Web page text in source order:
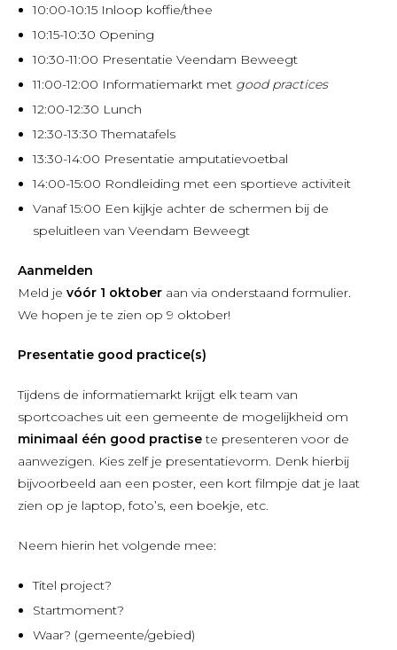
10:00-10:15 Inloop koffie/thee
10:15-10:30 Opening
10:30-11:00 Presentatie Veendam Beweegt
11:00-12:00 Informatiemarkt met good practices
12:00-12:30 Lunch
12:30-13:30 Thematafels
13:30-14:00 Presentatie amputatievoetbal
14:00-15:00 Rondleiding met een sportieve activiteit
Vanaf 15:00 Een kijkje achter de schermen bij de
speluitleen van Veendam Beweegt
Aanmelden
Meld je vóór 1 oktober aan via onderstaand formulier.
We hopen je te zien op 9 oktober!
Presentatie good practice(s)
Tijdens de informatiemarkt krijgt elk team van
sportcoaches uit een gemeente de mogelijkheid om
minimaal één good practisete presenteren voor de
aanwezigen. Kies zelf je presentatievorm. Denk hierbij
bijvoorbeeld aan een poster, een kort filmpje dat je laat
zien op je laptop, foto’s, een boekje, etc.
Neem hierin het volgende mee:
Titel project?
Startmoment?
Waar? (gemeente/gebied)